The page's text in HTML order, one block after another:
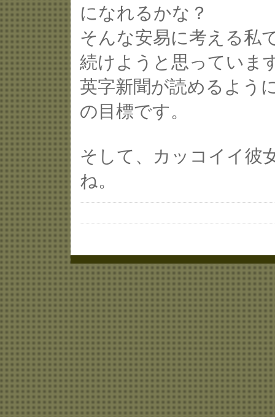
になれるかな？
そんな安易に考える私
続けようと思っていま
英字新聞が読めるよう
の目標です。
そして、カッコイイ彼
ね。